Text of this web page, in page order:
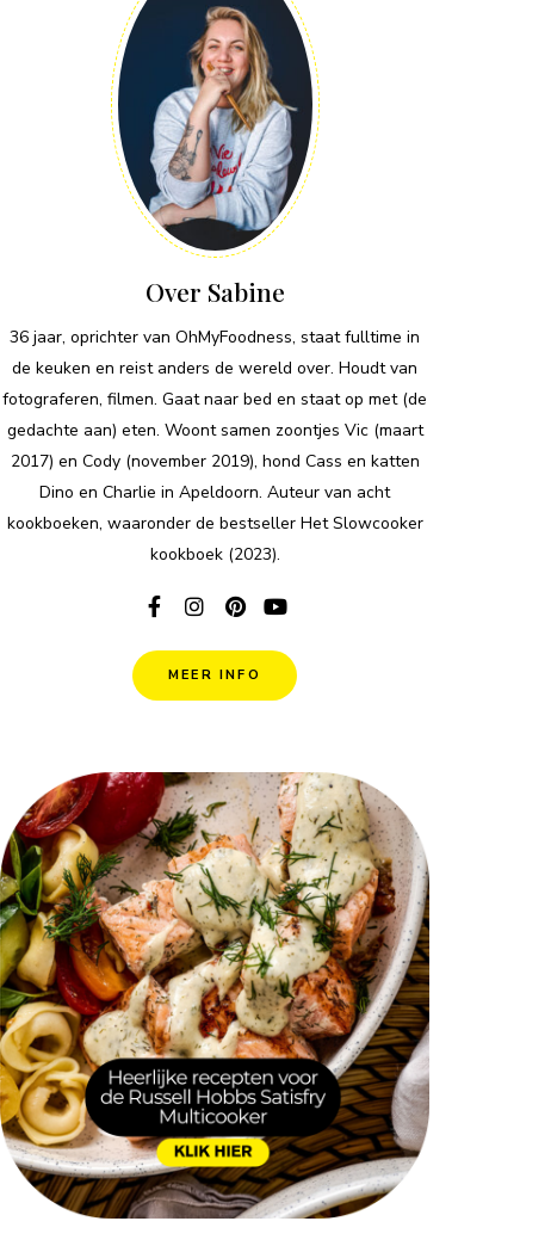
Over Sabine
36 jaar, oprichter van OhMyFoodness, staat fulltime in
de keuken en reist anders de wereld over. Houdt van
fotograferen, filmen. Gaat naar bed en staat op met (de
gedachte aan) eten. Woont samen zoontjes Vic (maart
2017) en Cody (november 2019), hond Cass en katten
Dino en Charlie in Apeldoorn. Auteur van acht
kookboeken, waaronder de bestseller Het Slowcooker
kookboek (2023).
MEER INFO